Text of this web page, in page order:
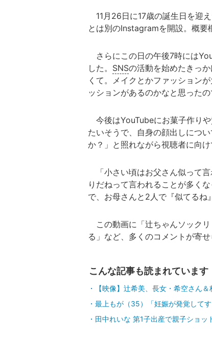
11月26日に17歳の誕生日を迎
とは別のInstagramを開設。概要
さらにこの日の午後7時には
した。 SNSの活動を始めたきっ
くて。メイクとかファッション
ッションがあるのかなと思った
今後はYouTubeにお菓子作り
たいそうで、自身の顔出しにつ
か？」と照れながら視聴者に向け
「小さい頃はお父さん似って言
りだねって言われることが多く
で、お母さんと2人で『似てるね
この動画に「辻ちゃんソック
る」など、多くのコメントが寄
こんな記事も読まれています
【映像】辻希美、長女・希空さん
最上もが（35）「妊娠が発覚して
田中れいな 第1子出産で親子ショ